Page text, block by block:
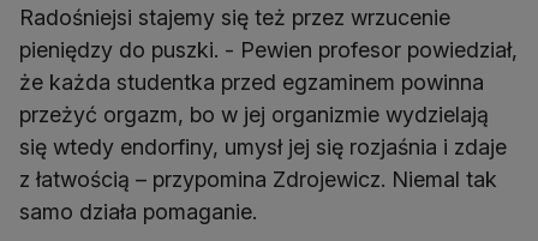
Radośniejsi stajemy się też przez wrzucenie
pieniędzy do puszki. - Pewien profesor powiedział,
że każda studentka przed egzaminem powinna
przeżyć orgazm, bo w jej organizmie wydzielają
się wtedy endorfiny, umysł jej się rozjaśnia i zdaje
z łatwością – przypomina Zdrojewicz. Niemal tak
samo działa pomaganie.